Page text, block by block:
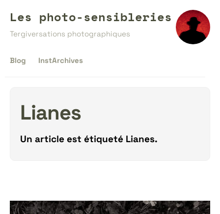
Les photo-sensibleries
Tergiversations photographiques
Blog InstArchives
Lianes
Un article est étiqueté Lianes.